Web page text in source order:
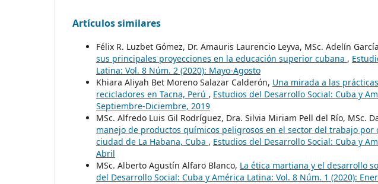
Artículos similares
Félix R. Luzbet Gómez, Dr. Amauris Laurencio Leyva, MSc. Adelín
sus principales proyecciones en la educación superior cubana ,
Latina: Vol. 8 Núm. 2 (2020): Mayo-Agosto
Khiara Aliyah Bet Moreno Salazar Calderón, Una mirada a las
recicladores en Tacna, Perú , Estudios del Desarrollo Social: Cuba y
Septiembre-Diciembre, 2019
MSc. Alfredo Luis Gil Rodríguez, Dra. Silvia Miriam Pell del Río, MSc.
manejo de productos químicos peligrosos en el sector del trabajo
ciudad de La Habana, Cuba , Estudios del Desarrollo Social: Cuba y
Abril
MSc. Alberto Agustín Alfaro Blanco, La ética martiana y el desarrollo
del Desarrollo Social: Cuba y América Latina: Vol. 8 Núm. 1 (2020):